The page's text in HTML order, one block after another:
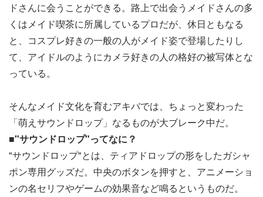
ドさんに会うことができる。路上で出会うメイドさんの多
くはメイド喫茶に所属しているプロだが、休日ともなる
と、コスプレ好きの一般の人がメイド姿で登場したりし
て、アイドルのようにカメラ好きの人の格好の被写体とな
っている。
そんなメイド文化を育むアキバでは、ちょっと変わった
「萌えサウンドロップ」なるものが大ブレーク中だ。
■"サウンドロップ"ってなに？
"サウンドロップ"とは、ティアドロップの形をしたガシャ
ポン専用グッズだ。中央のボタンを押すと、アニメーショ
ンの名セリフやゲームの効果音など鳴るというものだ。